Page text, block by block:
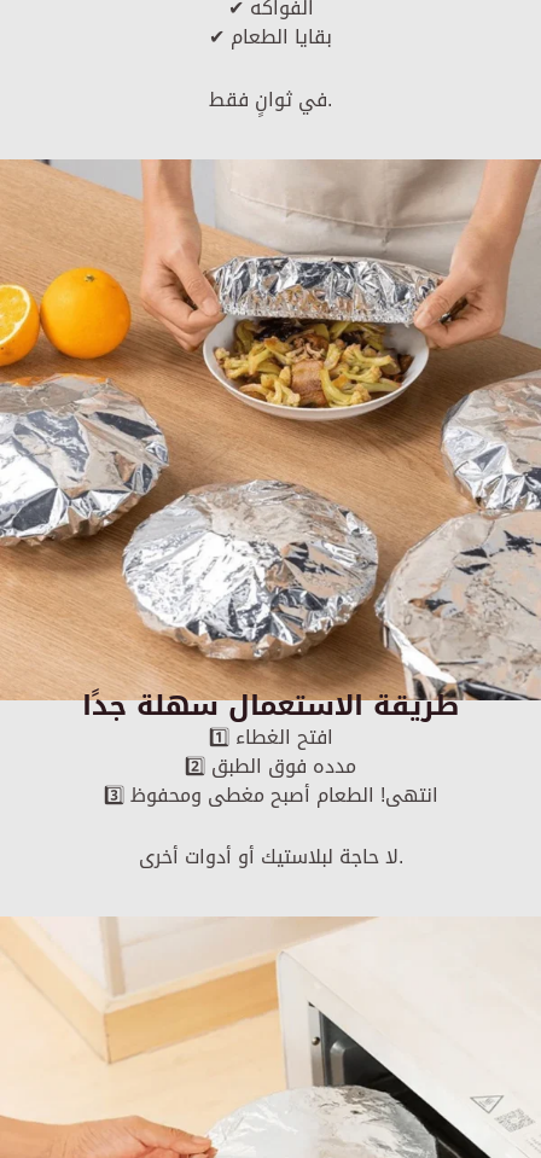
✔ الفواكه
✔ بقايا الطعام
في ثوانٍ فقط.
طريقة الاستعمال سهلة جدًا
1️⃣ افتح الغطاء
2️⃣ مدده فوق الطبق
3️⃣ انتهى! الطعام أصبح مغطى ومحفوظ
لا حاجة لبلاستيك أو أدوات أخرى.